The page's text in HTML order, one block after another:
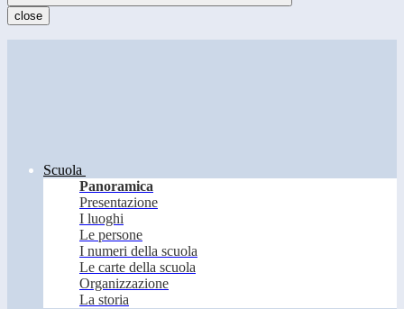
close
Scuola
Panoramica
Presentazione
I luoghi
Le persone
I numeri della scuola
Le carte della scuola
Organizzazione
La storia